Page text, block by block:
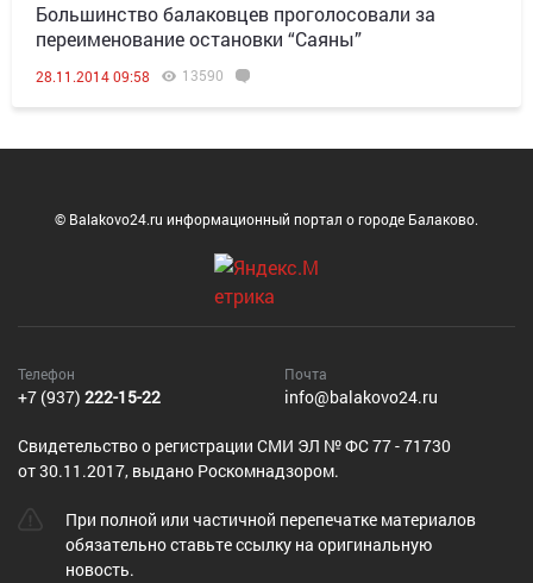
Большинство балаковцев проголосовали за
переименование остановки “Саяны”
28.11.2014 09:58 13590
© Balakovo24.ru информационный портал о городе Балаково.
Телефон
+7 (937) 222-15-22
Почта
info@balakovo24.ru
Cвидетельство о регистрации СМИ ЭЛ № ФС 77 - 71730
от 30.11.2017, выдано Роскомнадзором.
При полной или частичной перепечатке материалов
обязательно ставьте ссылку на оригинальную
новость.